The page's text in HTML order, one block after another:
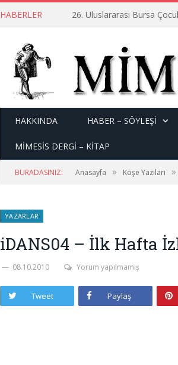
HABERLER 26. Uluslararası Bursa
HAKKINDA HABER – SÖYLEŞI
MİMESİS DERGİ – KİTAP
BURADASINIZ: Anasayfa » Köşe Yazıları »
YAZARLAR
iDANS04 – İlk Hafta
08.10.2010 Yorum yapılmamış
Tweet Paylaş